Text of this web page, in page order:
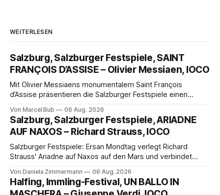
WEITERLESEN
Salzburg, Salzburger Festspiele, SAINT
FRANÇOIS D’ASSISE – Olivier Messiaen, IOCO
Mit Olivier Messiaens monumentalem Saint François
d’Assise präsentieren die Salzburger Festspiele einen
eine bildgewaltige Inszenierung, Maxime Pascal entfaltet
die komplexe Partitur eindrucksvoll, Philippe Sly berührt als
Franziskus.
Von Marcel Bub 06 Aug. 2026
Salzburg, Salzburger Festspiele, ARIADNE
AUF NAXOS – Richard Strauss, IOCO
Salzburger Festspiele: Ersan Mondtag verlegt Richard
Strauss' Ariadne auf Naxos auf den Mars und verbindet
Aufführung mit starken Solisten und den Wiener
Philharmonikern, szenisch bleibt der zweite Akt jedoch
Von Daniela Zimmermann 06 Aug. 2026
Halfing, Immling-Festival, UN BALLO IN